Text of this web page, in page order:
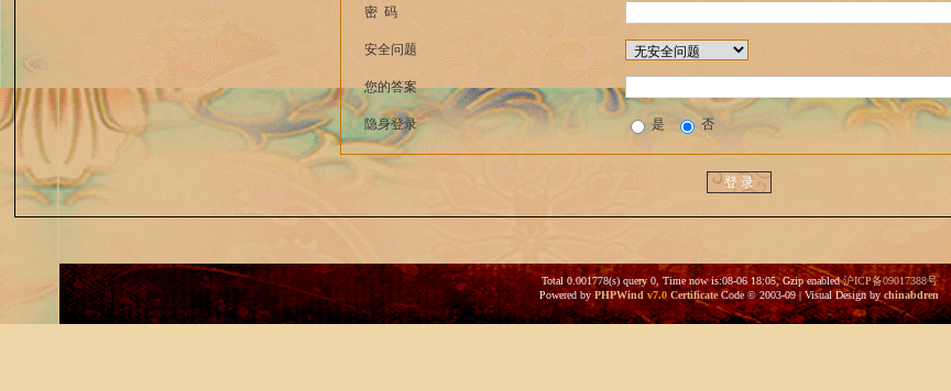
密 码
安全问题
您的答案
隐身登录 是 否
Total 0.001778(s) query 0, Time now is:08-06 18:05, Gzip enabled 沪ICP备09017388号
Powered byPHPWind v7.0 CertificateCode © 2003-09 | Visual Design bychinabdren